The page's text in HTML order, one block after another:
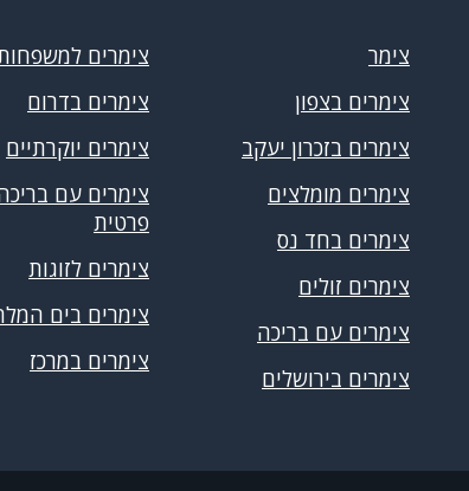
צימר
צימרים בצפון
צימרים בזכרון יעקב
צימרים מומלצים
צימרים בחד נס
צימרים זולים
צימרים עם בריכה
צימרים בירושלים
צימרים
צימרים בדרום
צימרים יוקרתיים
צימרים עם
פרטית
צימרים לזוגות
צימרים בים
צימרים במרכז